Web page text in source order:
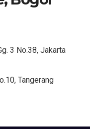
3 No.38, Jakarta
Tangerang